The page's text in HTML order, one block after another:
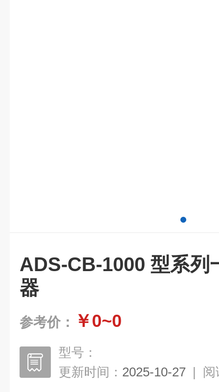
ADS-CB-1000 型系列
器
参考价： ￥0~0
型号：
更新时间： 2025-10-27 | 阅